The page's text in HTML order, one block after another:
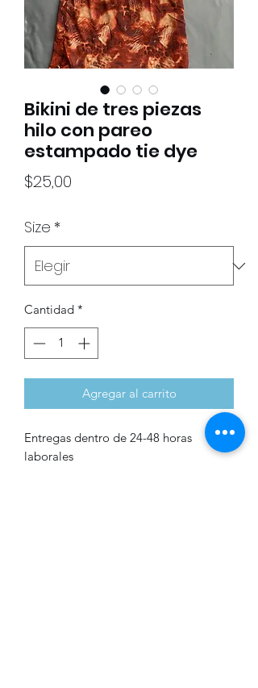
Bikini de tres piezas
hilo con pareo
estampado tie dye
$25,00
Size *
Cantidad *
Agregar al carrito
Entregas dentro de 24-48 horas
laborales